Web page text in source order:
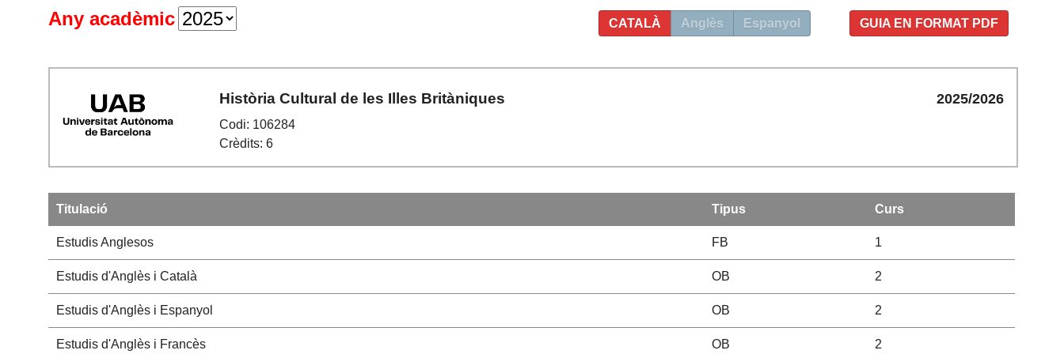
GUIA EN FORMAT PDF
CATALÀ Anglès Espanyol
Any acadèmic
Història Cultural de les Illes Britàniques
Codi: 106284
Crèdits: 6
2025/2026
Titulació Tipus Curs
Estudis Anglesos FB 1
Estudis d'Anglès i Català OB 2
Estudis d'Anglès i Espanyol OB 2
Estudis d'Anglès i Francès OB 2